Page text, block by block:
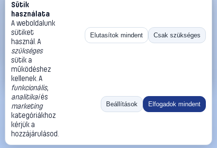
#2564284
Wera 8790 C Impaktor Deep 05004831001 Belső hatlap
Dugókulcs betét 14 mm 1/2 (12,5 mm)
Wera Dugókulcs betétek
5 590 Ft
Kosárba
«
Ugrás:
Méret:
Rendezés:
©2026
ThermoScope
ÁSZF
Cégbemutató
Sütik
használata
A weboldalunk
sütiket
használ. A
szükséges
sütik a
működéshez
kellenek. A
funkcionális,
analitikaiés
marketing
kategóriákhoz
kérjük a
hozzájárulásod.
Elutasítok mindent Csak szükséges
Beállítások Elfogadok mindent